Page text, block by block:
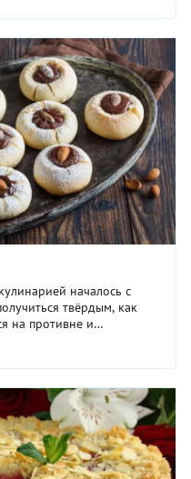
началось с
твёрдым, как
на противне и
но это было ...